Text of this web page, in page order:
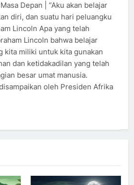
Depan | “Aku akan belajar
diri, dan suatu hari peluangku
Lincoln Apa yang telah
Lincoln bahwa belajar
kita miliki untuk kita gunakan
dan ketidakadilan yang telah
besar umat manusia.
oleh Presiden Afrika